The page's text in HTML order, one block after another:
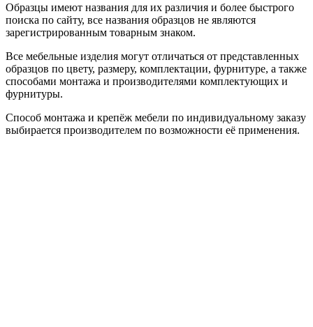
Образцы имеют названия для их различия и более быстрого
поиска по сайту, все названия образцов не являются
зарегистрированным товарным знаком.
Все мебельные изделия могут отличаться от представленных
образцов по цвету, размеру, комплектации, фурнитуре, а также
способами монтажа и производителями комплектующих и
фурнитуры.
Способ монтажа и крепёж мебели по индивидуальному заказу
выбирается производителем по возможности её применения.